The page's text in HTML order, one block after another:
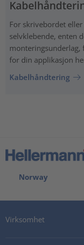
For skrivebordet
selvklebende, enten
monteringsunderlag,
for din applikasjon
Kabelhåndtering
Norway
Virksomhet